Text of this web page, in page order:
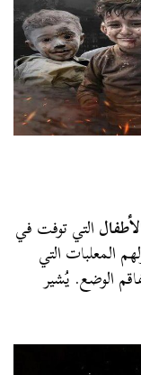
التي توفت في
المعلبات التي
الوضع. يُشير